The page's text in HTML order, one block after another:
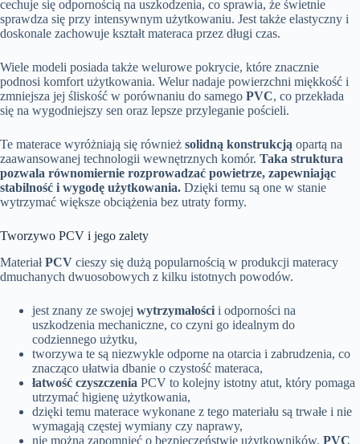
cechuje się odpornością na uszkodzenia, co sprawia, że świetnie
sprawdza się przy intensywnym użytkowaniu. Jest także elastyczny i
doskonale zachowuje kształt materaca przez długi czas.
Wiele modeli posiada także welurowe pokrycie, które znacznie
podnosi komfort użytkowania. Welur nadaje powierzchni miękkość i
zmniejsza jej śliskość w porównaniu do samego PVC, co przekłada
się na wygodniejszy sen oraz lepsze przyleganie pościeli.
Te materace wyróżniają się również solidną konstrukcją opartą na
zaawansowanej technologii wewnętrznych komór. Taka struktura
pozwala równomiernie rozprowadzać powietrze, zapewniając
stabilność i wygodę użytkowania. Dzięki temu są one w stanie
wytrzymać większe obciążenia bez utraty formy.
Tworzywo PCV i jego zalety
MateriałPCV cieszy się dużą popularnością w produkcji materacy
dmuchanych dwuosobowych z kilku istotnych powodów.
jest znany ze swojej wytrzymałości i odporności na
uszkodzenia mechaniczne, co czyni go idealnym do
codziennego użytku,
tworzywa te są niezwykle odporne na otarcia i zabrudzenia, co
znacząco ułatwia dbanie o czystość materaca,
łatwość czyszczenia PCV to kolejny istotny atut, który pomaga
utrzymać higienę użytkowania,
dzięki temu materace wykonane z tego materiału są trwałe i nie
wymagają częstej wymiany czy naprawy,
nie można zapomnieć o bezpieczeństwie użytkowników. PVC